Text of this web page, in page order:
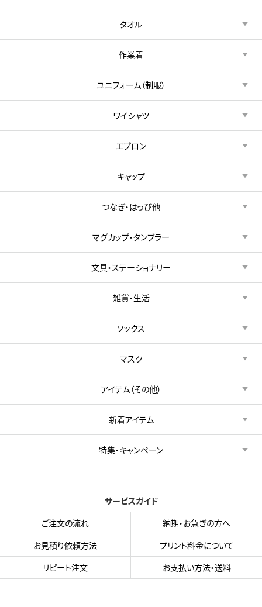
タオル
作業着
ユニフォーム（制服）
ワイシャツ
エプロン
キャップ
つなぎ・はっぴ他
マグカップ・タンブラー
文具・ステーショナリー
雑貨・生活
ソックス
マスク
アイテム（その他）
新着アイテム
特集・キャンペーン
サービスガイド
ご注文の流れ
納期・お急ぎの方へ
お見積り依頼方法
プリント料金について
リピート注文
お支払い方法・送料